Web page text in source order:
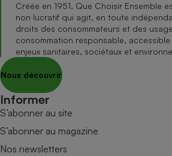
Créée en 1951, Que Choisir Ensemble
non lucratif qui agit, en toute
droits des consommateurs et des
consommation responsable,
enjeux sanitaires, sociétaux et
Nous découvrir
Informer
S’abonner au site
S’abonner au magazine
Nos newsletters